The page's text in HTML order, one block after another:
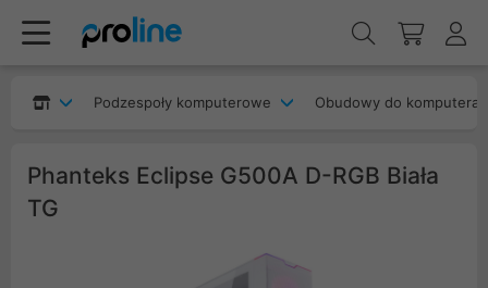
Podzespoły komputerowe Obudowy do komputera
Phanteks Eclipse G500A D-RGB Biała
TG